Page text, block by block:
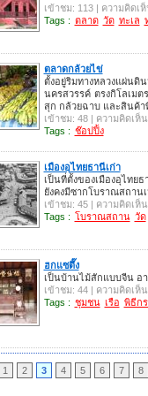
เข้าชม: 113 | ความคิดเ
Tags : ตลาด วัด ทะเล
ตลาดกล้วยไข่
ตั้งอยู่ริมทางหลวงแผ่น
นครสวรรค์ ตรงกิโลเมต
สุก กล้วยฉาบ และสินค้า
เข้าชม: 48 | ความคิดเห็
Tags : ช๊อปปิ้ง
เมืองอุไทยธานีเก่า
เป็นที่ตั้งของเมืองอุไทย
ยังคงมีซากโบราณสถาน
เข้าชม: 45 | ความคิดเห็
Tags : โบราณสถาน วัด
ฮกแซตึ๊ง
เป็นบ้านไม้สักแบบจีน อ
เข้าชม: 44 | ความคิดเห็
Tags : ชุมชน เรือ พิธีก
1 2 3 4 5 6 7 8